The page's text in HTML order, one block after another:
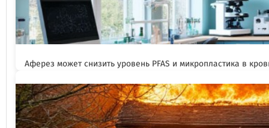
Аферез может снизить уровень PFAS и микропластика в